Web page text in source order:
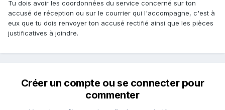
Tu dois avoir les coordonnées du service concerné sur ton
accusé de réception ou sur le courrier qui l'accompagne, c'est à
eux que tu dois renvoyer ton accusé rectifié ainsi que les pièces
justificatives à joindre.
Créer un compte ou se connecter pour
commenter